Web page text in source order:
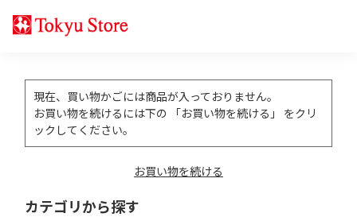
現在、買い物かごには商品が入っておりません。
お買い物を続けるには下の 「お買い物を続ける」 をクリ
ックしてください。
お買い物を続ける
カテゴリから探す